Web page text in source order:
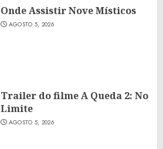
Onde Assistir Nove Místicos
AGOSTO 5, 2026
Trailer do filme A Queda 2: No
Limite
AGOSTO 5, 2026